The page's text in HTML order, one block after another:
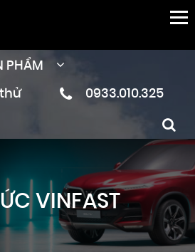
PHẨM
0933.010.325
VINFAST